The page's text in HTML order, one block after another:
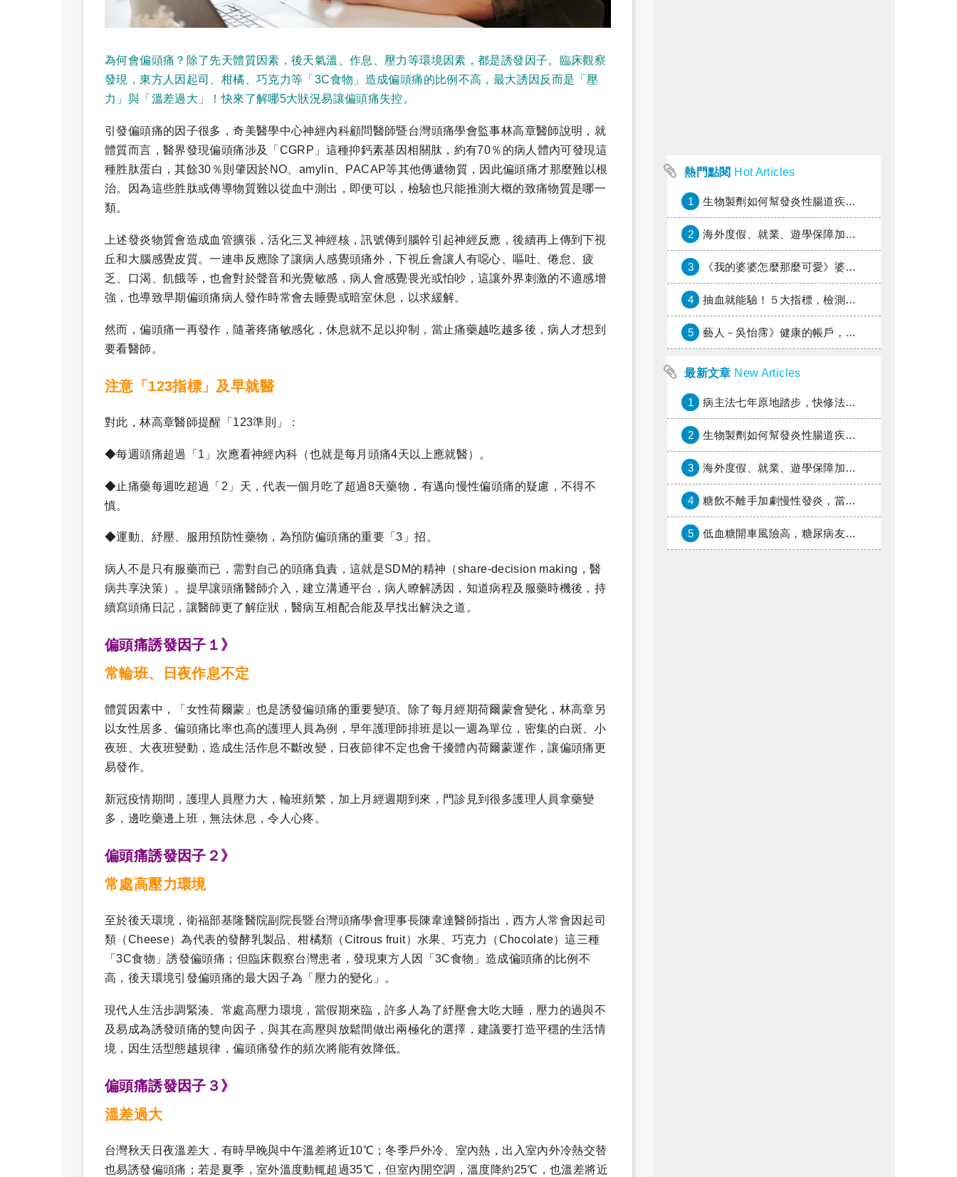
為何會偏頭痛？除了先天體質因素，後天氣溫、作息、壓力等環境因素，都是誘發因子。臨床觀察
發現，東方人因起司、柑橘、巧克力等「3C食物」造成偏頭痛的比例不高，最大誘因反而是「壓
力」與「溫差過大」！快來了解哪5大狀況易讓偏頭痛失控。
引發偏頭痛的因子很多，奇美醫學中心神經內科顧問醫師暨台灣頭痛學會監事林高章醫師說明，就
體質而言，醫界發現偏頭痛涉及「CGRP」這種抑鈣素基因相關肽，約有70％的病人體內可發現這
種胜肽蛋白，其餘30％則肇因於NO、amylin、PACAP等其他傳遞物質，因此偏頭痛才那麼難以根
治。因為這些胜肽或傳導物質難以從血中測出，即便可以，檢驗也只能推測大概的致痛物質是哪一
類。
上述發炎物質會造成血管擴張，活化三叉神經核，訊號傳到腦幹引起神經反應，後續再上傳到下視
丘和大腦感覺皮質。一連串反應除了讓病人感覺頭痛外，下視丘會讓人有噁心、嘔吐、倦怠、疲
乏、口渴、飢餓等，也會對於聲音和光覺敏感，病人會感覺畏光或怕吵，這讓外界刺激的不適感增
強，也導致早期偏頭痛病人發作時常會去睡覺或暗室休息，以求緩解。
然而，偏頭痛一再發作，隨著疼痛敏感化，休息就不足以抑制，當止痛藥越吃越多後，病人才想到
要看醫師。
注意「123指標」及早就醫
對此，林高章醫師提醒「123準則」：
◆每週頭痛超過「1」次應看神經內科（也就是每月頭痛4天以上應就醫）。
◆止痛藥每週吃超過「2」天，代表一個月吃了超過8天藥物，有邁向慢性偏頭痛的疑慮，不得不
慎。
◆運動、紓壓、服用預防性藥物，為預防偏頭痛的重要「3」招。
病人不是只有服藥而已，需對自己的頭痛負責，這就是SDM的精神（share-decision making，醫
病共享決策）。提早讓頭痛醫師介入，建立溝通平台，病人瞭解誘因，知道病程及服藥時機後，持
續寫頭痛日記，讓醫師更了解症狀，醫病互相配合能及早找出解決之道。
偏頭痛誘發因子１》
常輪班、日夜作息不定
體質因素中，「女性荷爾蒙」也是誘發偏頭痛的重要變項。除了每月經期荷爾蒙會變化，林高章另
以女性居多、偏頭痛比率也高的護理人員為例，早年護理師排班是以一週為單位，密集的白斑、小
夜班、大夜班變動，造成生活作息不斷改變，日夜節律不定也會干擾體內荷爾蒙運作，讓偏頭痛更
易發作。
新冠疫情期間，護理人員壓力大，輪班頻繁，加上月經週期到來，門診見到很多護理人員拿藥變
多，邊吃藥邊上班，無法休息，令人心疼。
偏頭痛誘發因子２》
常處高壓力環境
至於後天環境，衛福部基隆醫院副院長暨台灣頭痛學會理事長陳韋達醫師指出，西方人常會因起司
類（Cheese）為代表的發酵乳製品、柑橘類（Citrous fruit）水果、巧克力（Chocolate）這三種
「3C食物」誘發偏頭痛；但臨床觀察台灣患者，發現東方人因「3C食物」造成偏頭痛的比例不
高，後天環境引發偏頭痛的最大因子為「壓力的變化」。
現代人生活步調緊湊、常處高壓力環境，當假期來臨，許多人為了紓壓會大吃大睡，壓力的過與不
及易成為誘發頭痛的雙向因子，與其在高壓與放鬆間做出兩極化的選擇，建議要打造平穩的生活情
境，因生活型態越規律，偏頭痛發作的頻次將能有效降低。
偏頭痛誘發因子３》
溫差過大
台灣秋天日夜溫差大，有時早晚與中午溫差將近10℃；冬季戶外冷、室內熱，出入室內外冷熱交替
也易誘發偏頭痛；若是夏季，室外溫度動輒超過35℃，但室內開空調，溫度降約25℃，也溫差將近
熱門點閱 Hot Articles
1 生物製劑如何幫發炎性腸道疾病患者抗潰瘍？治療進展與健保給付困境一次看
2 海外度假、就業、遊學保障加倍，富邦產險「一期逐夢」專案加碼遠距醫療與緊急救援
3 《我的婆婆怎麼那麼可愛》婆婆希望媳婦放棄領取已故兒子身故理賠金，可以這樣做嗎？
4 抽血就能驗！５大指標，檢測身體是否發炎
5 藝人－吳怡霈》健康的帳戶，年輕時別提光
最新文章 New Articles
1 病主法七年原地踏步，快修法讓病人自主決定善終
2 生物製劑如何幫發炎性腸道疾病患者抗潰瘍？治療進展與健保給付困境一次看
3 海外度假、就業、遊學保障加倍，富邦產險「一期逐夢」專案加碼遠距醫療與緊急救援
4 糖飲不離手加劇慢性發炎，當心老化與慢性病提早報到
5 低血糖開車風險高，糖尿病友上路必學的安全守則